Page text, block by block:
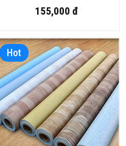
155,000 đ
Hot